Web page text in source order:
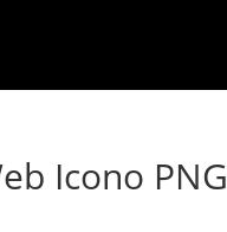
Icono PNG